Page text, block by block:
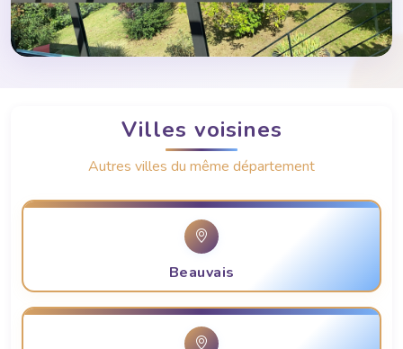
Villes voisines
Autres villes du même département
Beauvais